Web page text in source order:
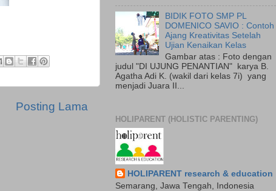
Posting Lama
BIDIK FOTO SMP PL
DOMENICO SAVIO : Contoh
Ajang Kreativitas Setelah
Ujian Kenaikan Kelas
Gambar atas : Foto dengan
judul "DI UJUNG PENANTIAN" karya B.
Agatha Adi K. (wakil dari kelas 7i) yang
menjadi Juara II...
HOLIPARENT (HOLISTIC PARENTING)
HOLIPARENT research & education
Semarang, Jawa Tengah, Indonesia